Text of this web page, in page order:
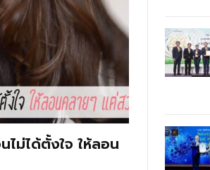
ไม่ได้ตั้งใจ ให้ลอน